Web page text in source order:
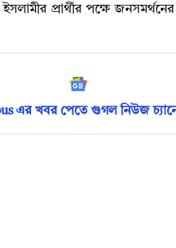
প্রার্থীর পক্ষে
এর খবর পেতে গুগল নিউজ